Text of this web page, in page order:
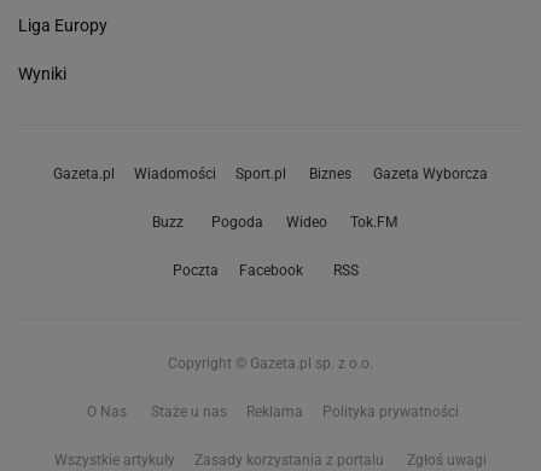
Liga Europy
Wyniki
Gazeta.pl Wiadomości Sport.pl Biznes Gazeta Wyborcza
Buzz Pogoda Wideo Tok.FM
Poczta Facebook RSS
Copyright © Gazeta.pl sp. z o.o.
O Nas Staże u nas Reklama Polityka prywatności
Wszystkie artykuły Zasady korzystania z portalu Zgłoś uwagi